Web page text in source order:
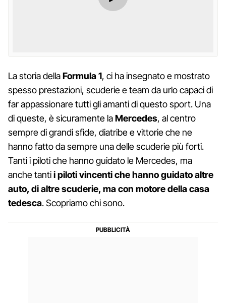
La storia dellaFormula 1, ci ha insegnato e mostrato
spesso prestazioni, scuderie e team da urlo capaci di
far appassionare tutti gli amanti di questo sport. Una
di queste, è sicuramente laMercedes, al centro
sempre di grandi sfide, diatribe e vittorie che ne
hanno fatto da sempre una delle scuderie più forti.
Tanti i piloti che hanno guidato le Mercedes, ma
anche tantii piloti vincenti che hanno guidato altre
auto, di altre scuderie, ma con motore della casa
tedesca. Scopriamo chi sono.